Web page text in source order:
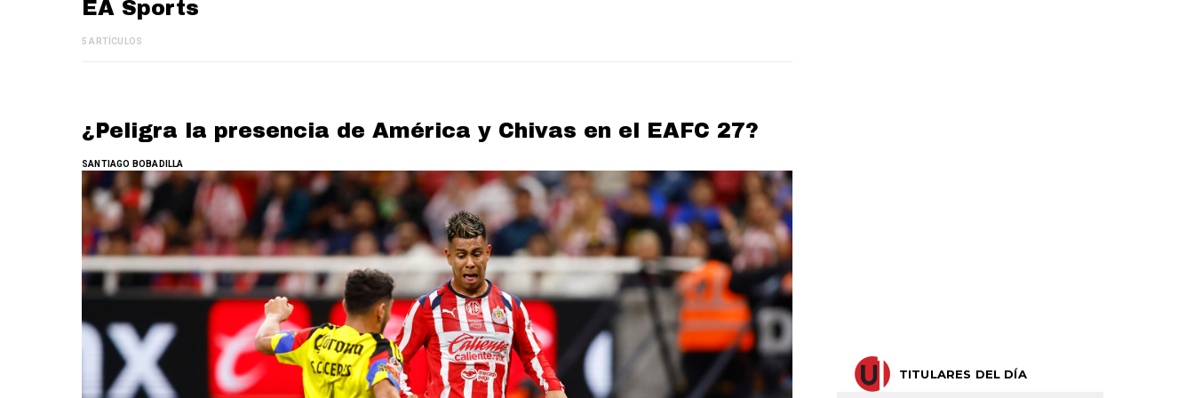
EA Sports
5 ARTÍCULOS
¿Peligra la presencia de América y Chivas en el EAFC 27?
SANTIAGO BOBADILLA
TITULARES DEL DÍA